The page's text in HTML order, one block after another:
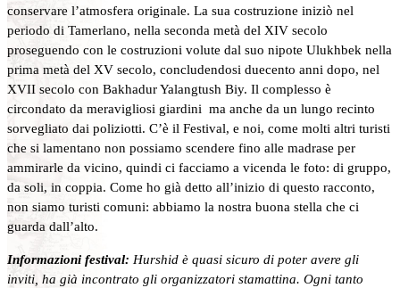
conservare l’atmosfera originale. La sua costruzione iniziò nel
periodo di Tamerlano, nella seconda metà del XIV secolo
proseguendo con le costruzioni volute dal suo nipote Ulukhbek nella
prima metà del XV secolo, concludendosi duecento anni dopo, nel
XVII secolo con Bakhadur Yalangtush Biy. Il complesso è
circondato da meravigliosi giardini ma anche da un lungo recinto
sorvegliato dai poliziotti. C’è il Festival, e noi, come molti altri turisti
che si lamentano non possiamo scendere fino alle madrase per
ammirarle da vicino, quindi ci facciamo a vicenda le foto: di gruppo,
da soli, in coppia. Come ho già detto all’inizio di questo racconto,
non siamo turisti comuni: abbiamo la nostra buona stella che ci
guarda dall’alto.
Informazioni festival: Hurshid è quasi sicuro di poter avere gli
inviti, ha già incontrato gli organizzatori stamattina. Ogni tanto